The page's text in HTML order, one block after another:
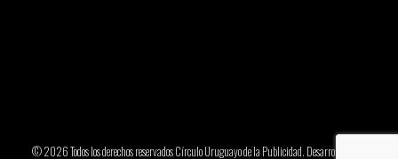
© 2026 Todos los derechos reservados Círculo Uruguayo de la Publicidad. Desarrollado por